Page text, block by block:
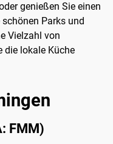
genießen Sie einen
Parks und
Vielzahl von
die lokale Küche
FMM)